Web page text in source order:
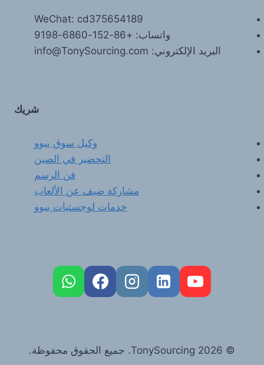
WeChat: cd375654189
واتساب: +86-152-6860-9198
البريد الإلكتروني: info@TonySourcing.com
شريك
وكيل سوق ييوو
التحضير في الصين
فن الرسم
مشاركة ضيف عن الألعاب
خدمات لوجستيات ييوو
© 2026 TonySourcing. جميع الحقوق محفوظة.